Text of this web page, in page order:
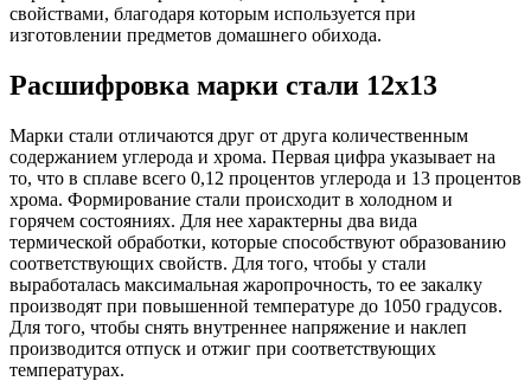
свойствами, благодаря которым используется при
изготовлении предметов домашнего обихода.
Расшифровка марки стали 12х13
Марки стали отличаются друг от друга количественным
содержанием углерода и хрома. Первая цифра указывает на
то, что в сплаве всего 0,12 процентов углерода и 13 процентов
хрома. Формирование стали происходит в холодном и
горячем состояниях. Для нее характерны два вида
термической обработки, которые способствуют образованию
соответствующих свойств. Для того, чтобы у стали
выработалась максимальная жаропрочность, то ее закалку
производят при повышенной температуре до 1050 градусов.
Для того, чтобы снять внутреннее напряжение и наклеп
производится отпуск и отжиг при соответствующих
температурах.